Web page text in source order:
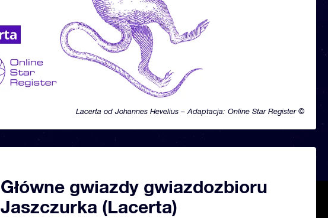
Lacerta od Johannes Hevelius – Adaptacja: Online Star Register ©
Główne gwiazdy gwiazdozbioru
Jaszczurka (Lacerta)